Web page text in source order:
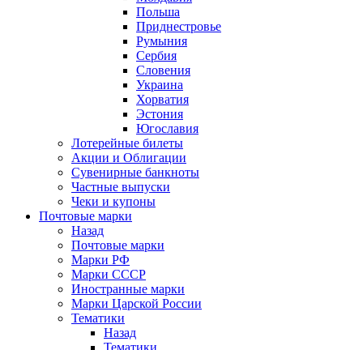
Польша
Приднестровье
Румыния
Сербия
Словения
Украина
Хорватия
Эстония
Югославия
Лотерейные билеты
Акции и Облигации
Сувенирные банкноты
Частные выпуски
Чеки и купоны
Почтовые марки
Назад
Почтовые марки
Марки РФ
Марки СССР
Иностранные марки
Марки Царской России
Тематики
Назад
Тематики